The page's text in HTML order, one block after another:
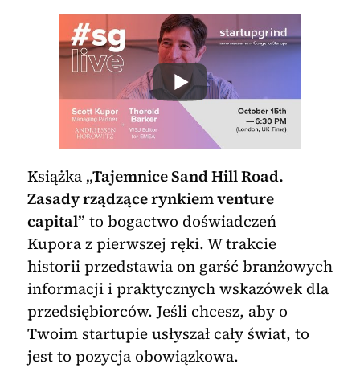
Książka „Tajemnice Sand Hill Road.
Zasady rządzące rynkiem venture
capital” to bogactwo doświadczeń
Kupora z pierwszej ręki. W trakcie
historii przedstawia on garść branżowych
informacji i praktycznych wskazówek dla
przedsiębiorców. Jeśli chcesz, aby o
Twoim startupie usłyszał cały świat, to
jest to pozycja obowiązkowa.